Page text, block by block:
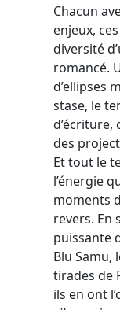
Chacun
enjeux,
diversité
romancé.
d’ellipses
stase, le
d’écriture,
des
Et tout le
l’énergie
moments
revers. En
puissante
Blu Samu,
tirades de
ils en ont